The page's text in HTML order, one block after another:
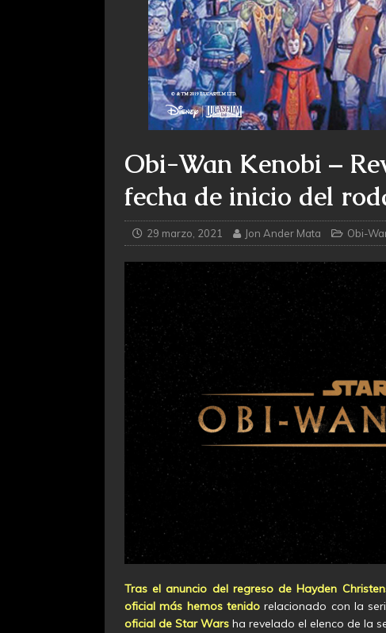
Obi-Wan Kenobi –
fecha de inicio del
29 marzo, 2021 Jon Ander Mata Obi-
Tras el anuncio del regreso de Hayden
oficial más hemos tenidorelacionado con la
oficial de Star Wars ha revelado el elenco de la